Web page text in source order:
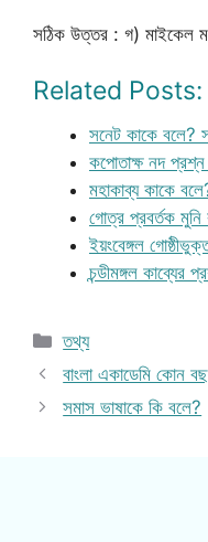
সঠিক উত্তর : গ) মাইকেল
Related Posts:
সনেট কাকে বলে?
কপোতাক্ষ নদ
মহাকাব্য কাকে
গোত্র প্রবর্তক মুনি
ইয়ংবেঙ্গল
চন্ডীমঙ্গল কাব্যের
Categories
তথ্য
বাংলা একাডেমি কোন
সমাস ভাষাকে কি বলে?